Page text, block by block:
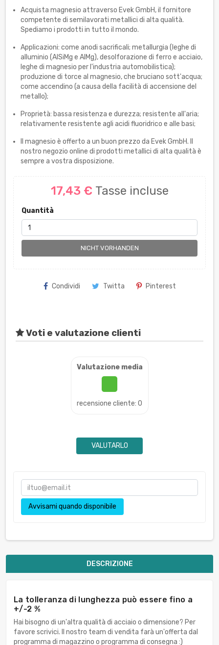
Acquista magnesio attraverso Evek GmbH, il fornitore
competente di semilavorati metallici di alta qualità.
Spediamo i prodotti in tutto il mondo.
Applicazioni: come anodi sacrificali; metallurgia (leghe di
alluminio (AlSiMg e AlMg), desolforazione di ferro e acciaio,
leghe di magnesio per l'industria automobilistica);
produzione di torce al magnesio, che bruciano sott'acqua;
come accendino (a causa della facilità di accensione del
metallo);
Proprietà: bassa resistenza e durezza; resistente all'aria;
relativamente resistente agli acidi fluoridrico e alle basi;
Il magnesio è offerto a un buon prezzo da Evek GmbH. Il
nostro negozio online di prodotti metallici di alta qualità è
sempre a vostra disposizione.
17,43 € Tasse incluse
Quantità
NICHT VORHANDEN
Condividi Twitta Pinterest
Voti e valutazione clienti
Valutazione media
recensione cliente: 0
VALUTARLO
Avvisami quando disponibile
DESCRIZIONE
La tolleranza di lunghezza può essere fino a
+/-2 %
Hai bisogno di un'altra qualità di acciaio o dimensione? Per
favore scrivici. Il nostro team di vendita farà un'offerta dal
programma di magazzino o programma di consegna :)